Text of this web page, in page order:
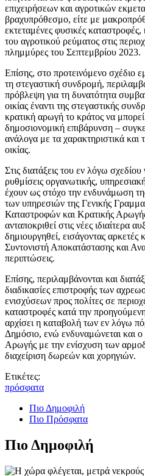
επιχειρήσεων και αγροτικών
βραχυπρόθεσμο, είτε με
εκτεταμένες φυσικές
του αγροτικού ρεύματος στις
πλημμύρες του Σεπτεμβρίου 2023.
Επίσης, στο προτεινόμενο σχέδιο
τη στεγαστική συνδρομή,
πρόβλεψη για τη δυνατότητα
οικίας έναντι της στεγαστικής
κρατική αρωγή το κράτος να
δημοσιονομική επιβάρυνση –
ανάλογα με τα χαρακτηριστικά και
οικίας.
Στις διατάξεις του εν λόγω
ρυθμίσεις οργανωτικής,
έχουν ως στόχο την ενδυνάμωση
των υπηρεσιών της Γενικής
Καταστροφών και Κρατικής
ανταποκριθεί στις νέες ιδιαίτερα
δημιουργηθεί, εισάγοντας
Συντονιστή Αποκατάστασης και
περιπτώσεις.
Επίσης, περιλαμβάνονται και
διαδικασίες επιστροφής των
ενισχύσεων προς πολίτες σε
καταστροφές κατά την
αρχίσει η καταβολή των εν λόγω
Δημόσιο, ενώ ενδυναμώνεται και
Αρωγής με την ενίσχυση των
διαχείριση δωρεών και χορηγιών.
Ετικέτες:
πρόσφατα
Πιο Δημοφιλή
Πιο Πρόσφατα
Πιο Δημοφιλή